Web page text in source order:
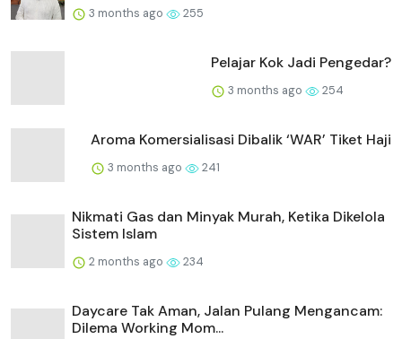
3 months ago 255
Pelajar Kok Jadi Pengedar?
3 months ago 254
Aroma Komersialisasi Dibalik ‘WAR’ Tiket Haji
3 months ago 241
Nikmati Gas dan Minyak Murah, Ketika Dikelola
Sistem Islam
2 months ago 234
Daycare Tak Aman, Jalan Pulang Mengancam:
Dilema Working Mom...